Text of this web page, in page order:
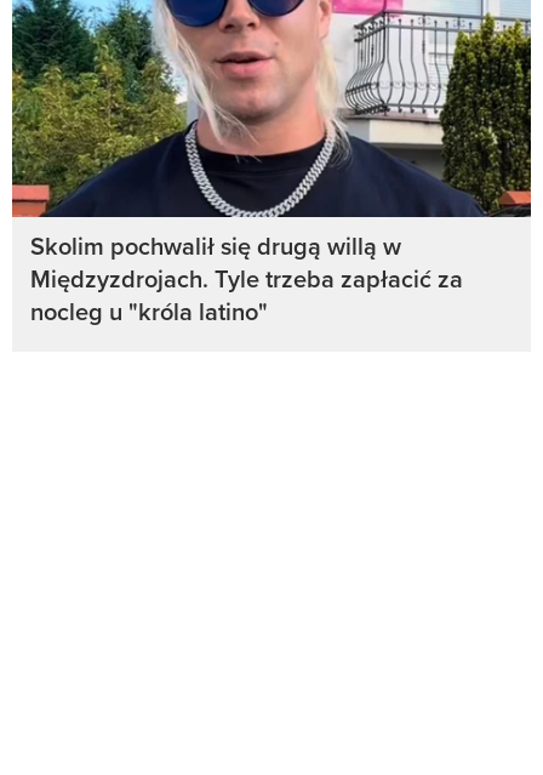
Skolim pochwalił się drugą willą w
Międzyzdrojach. Tyle trzeba zapłacić za
nocleg u "króla latino"